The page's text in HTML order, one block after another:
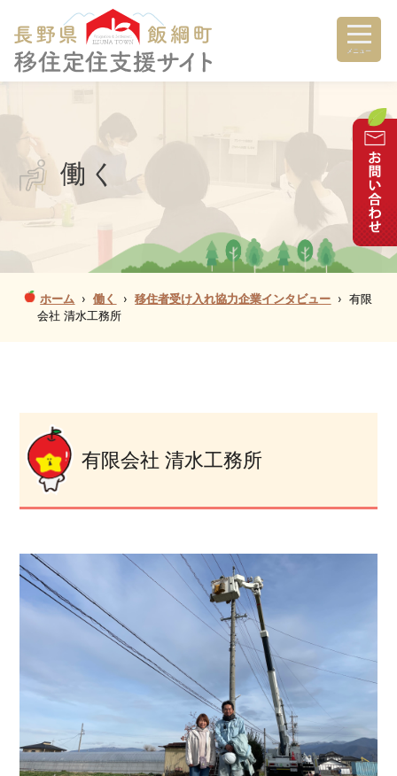
メニュー
働く
ホーム › 働く › 移住者受け入れ協力企業インタビュー › 有限
会社 清水工務所
有限会社 清水工務所